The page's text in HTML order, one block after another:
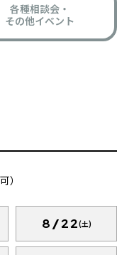
各種相談会・
その他イベント
）
8/22(土)